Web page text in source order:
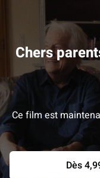
Chers
Ce film est
Dès